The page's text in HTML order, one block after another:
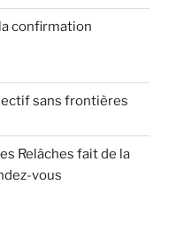
confirmation
sans frontières
Relâches fait de la
vous